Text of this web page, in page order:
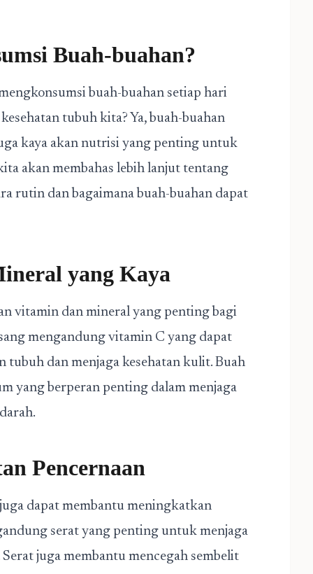
Buah-buahan?
buah-buahan setiap hari
tubuh kita? Ya, buah-buahan
kaya akan nutrisi yang penting untuk
akan membahas lebih lanjut tentang
rutin dan bagaimana buah-buahan dapat
yang Kaya
vitamin dan mineral yang penting bagi
mengandung vitamin C yang dapat
tubuh dan menjaga kesehatan kulit. Buah
yang berperan penting dalam menjaga
Pencernaan
dapat membantu meningkatkan
serat yang penting untuk menjaga
juga membantu mencegah sembelit